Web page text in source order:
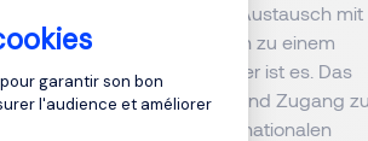
Consentement :
garantir son bon
l'audience et améliorer
Ein kontinuierlicher Austausch mit
sondern kann auch zu einem
Netzwerk
, desto wertvoller ist es. Das
Rolle, da esDiversität
und Zugang zu
weitreichenden internationalen